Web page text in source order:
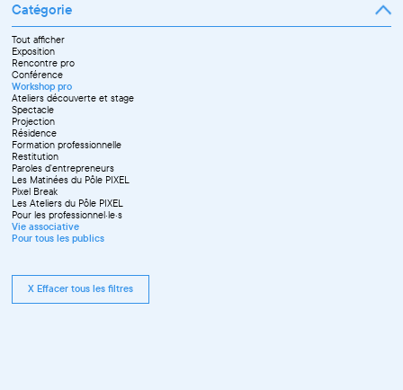
Avril
Mai
Juin
Septembre
Octobre
Novembre
Catégorie
Tout afficher
Exposition
Rencontre pro
Conférence
Workshop pro
Ateliers découverte et stage
Spectacle
Projection
Résidence
Formation professionnelle
Restitution
Paroles d'entrepreneurs
Les Matinées du Pôle PIXEL
Pixel Break
Les Ateliers du Pôle PIXEL
Pour les professionnel·le·s
Vie associative
Pour tous les publics
X Effacer tous les filtres